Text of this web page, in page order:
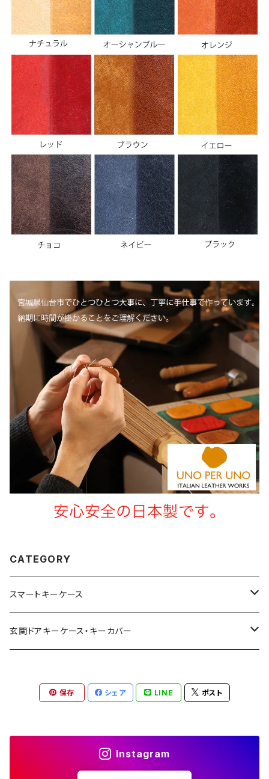
CATEGORY
スマートキーケース
トヨタ | Toyota
ホンダ | Honda
スズキ | Suzuki
ダイハツ | Daihatsu
玄関ドアキーケース・キーカバー
リクシル | LIXIL
美和ロック
保存 シェア LINE ポスト
Instagram